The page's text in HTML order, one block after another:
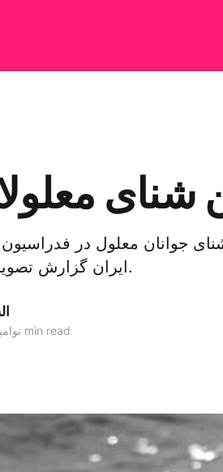
شنای
جوانان معلول در فدراسیون
ایران گزارش تصویری تهیه کرده است.
۰۹ نوامبر 1 min read